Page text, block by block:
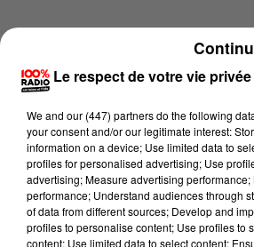
Le respect de votre vie
We and our (447) partnersdo the following
your consent and/or our legitimate interest:
information on a device; Use limited data to
profiles for personalised advertising; Use
advertising; Measure advertising
performance; Understand audiences through
of data from different sources; Develop and
profiles to personalise content; Use profiles to
content; Use limited data to select content;